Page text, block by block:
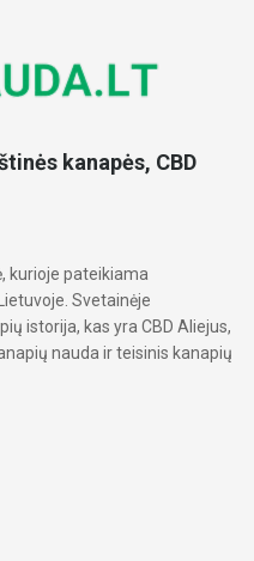
kanapės, CBD
kurioje pateikiama
Svetainėje
istorija, kas yra CBD Aliejus,
nauda ir teisinis kanapių